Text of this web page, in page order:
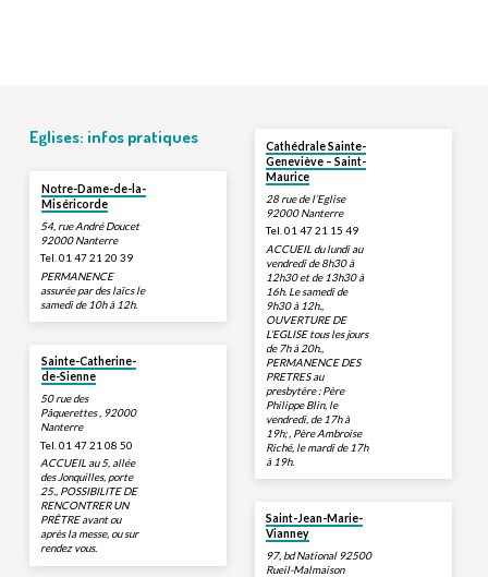
Eglises: infos pratiques
Notre-Dame-de-la-
Miséricorde
54, rue André Doucet
92000 Nanterre
Tel. 01 47 21 20 39
PERMANENCE
assurée par des laïcs le
samedi de 10h à 12h.
Sainte-Catherine-
de-Sienne
50 rue des
Pâquerettes , 92000
Nanterre
Tel. 01 47 21 08 50
ACCUEIL au 5, allée
des Jonquilles, porte
25., POSSIBILITE DE
RENCONTRER UN
PRÊTRE avant ou
après la messe, ou sur
rendez vous.
Cathédrale Sainte-
Geneviève – Saint-
Maurice
28 rue de l’Eglise
92000 Nanterre
Tel. 01 47 21 15 49
ACCUEIL du lundi au
vendredi de 8h30 à
12h30 et de 13h30 à
16h. Le samedi de
9h30 à 12h.,
OUVERTURE DE
L’EGLISE tous les jours
de 7h à 20h.,
PERMANENCE DES
PRETRES au
presbytère : Père
Philippe Blin, le
vendredi, de 17h à
19h; , Père Ambroise
Riché, le mardi de 17h
à 19h.
Saint-Jean-Marie-
Vianney
97, bd National 92500
Rueil-Malmaison